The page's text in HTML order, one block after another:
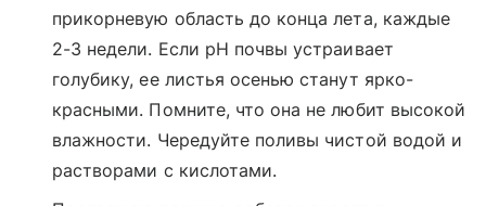
прикорневую область до конца лета, каждые
2-3 недели. Если pH почвы устраивает
голубику, ее листья осенью станут ярко-
красными. Помните, что она не любит высокой
влажности. Чередуйте поливы чистой водой и
растворами с кислотами.